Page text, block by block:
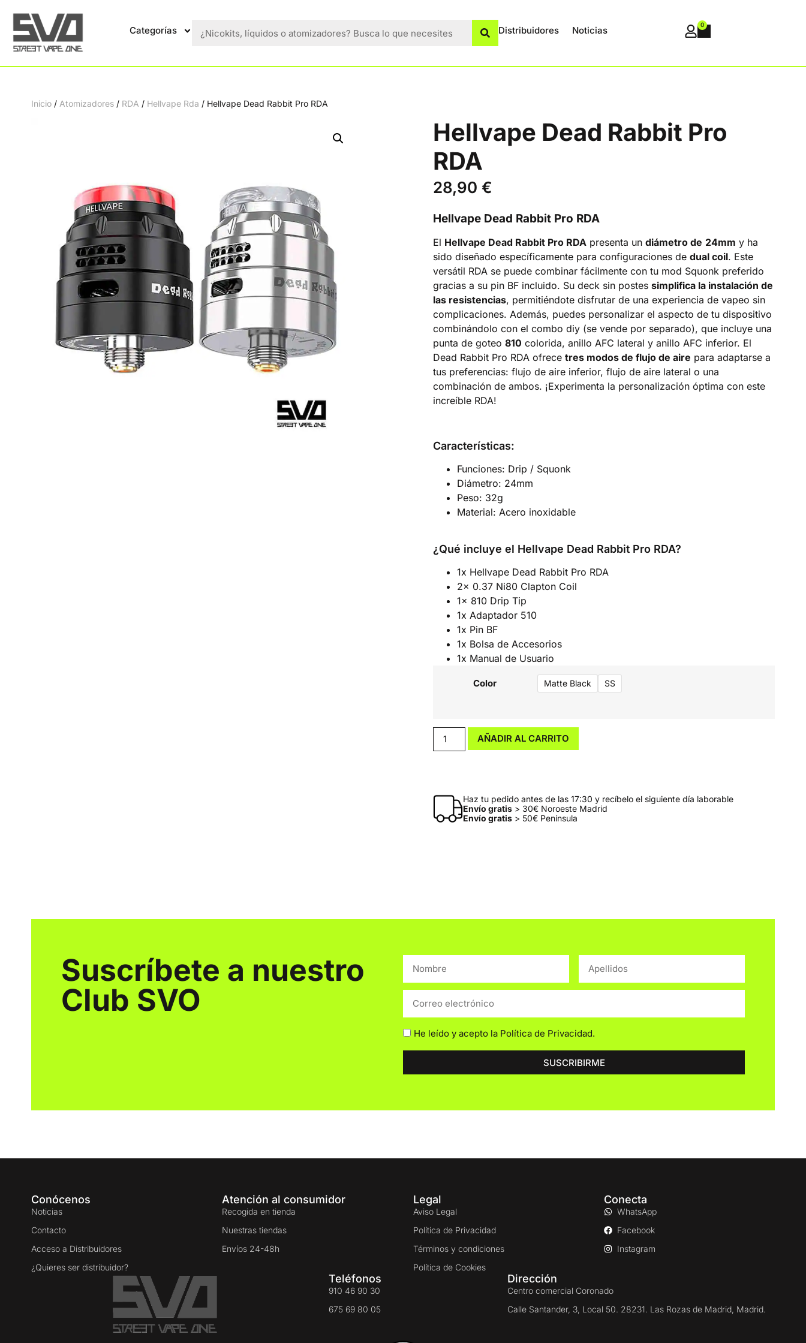
Categorías Distribuidores Noticias 0
Inicio / Atomizadores / RDA / Hellvape Rda / Hellvape Dead Rabbit Pro RDA
Hellvape Dead Rabbit Pro
RDA
28,90 €
Hellvape Dead Rabbit Pro RDA
El Hellvape Dead Rabbit Pro RDApresenta un diámetro de 24mm y ha
sido diseñado específicamente para configuraciones de dual coil. Este
versátil RDA se puede combinar fácilmente con tu mod Squonk preferido
gracias a su pin BF incluido. Su deck sin postes simplifica la instalación de
las resistencias, permitiéndote disfrutar de una experiencia de vapeo sin
complicaciones. Además, puedes personalizar el aspecto de tu dispositivo
combinándolo con el combo diy (se vende por separado), que incluye una
punta de goteo 810 colorida, anillo AFC lateral y anillo AFC inferior. El
Dead Rabbit Pro RDA ofrece tres modos de flujo de aire para adaptarse a
tus preferencias: flujo de aire inferior, flujo de aire lateral o una
combinación de ambos. ¡Experimenta la personalización óptima con este
increíble RDA!
Características:
Funciones: Drip / Squonk
Diámetro: 24mm
Peso: 32g
Material: Acero inoxidable
¿Qué incluye el Hellvape Dead Rabbit Pro RDA?
1x Hellvape Dead Rabbit Pro RDA
2x 0.37 Ni80 Clapton Coil
1x 810 Drip Tip
1x Adaptador 510
1x Pin BF
1x Bolsa de Accesorios
1x Manual de Usuario
Color Matte Black SS
AÑADIR AL CARRITO
Haz tu pedido antes de las 17:30 y recíbelo el siguiente día laborable
Envío gratis> 30€ Noroeste Madrid
Envío gratis> 50€ Península
Suscríbete a nuestro
Club SVO
He leído y acepto la Política de Privacidad.
SUSCRIBIRME
Conócenos
Noticias
Contacto
Acceso a Distribuidores
¿Quieres ser distribuidor?
Atención al consumidor
Recogida en tienda
Nuestras tiendas
Envíos 24-48h
Legal
Aviso Legal
Política de Privacidad
Términos y condiciones
Política de Cookies
Conecta
WhatsApp
Facebook
Instagram
Teléfonos
910 46 90 30
675 69 80 05
Dirección
Centro comercial Coronado
Calle Santander, 3, Local 50. 28231. Las Rozas de Madrid, Madrid.